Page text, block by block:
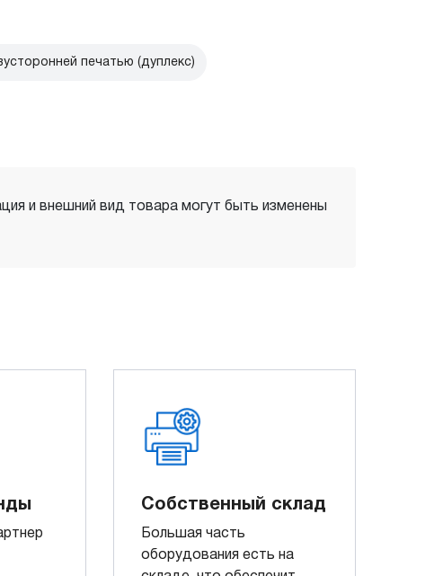
печатью (дуплекс)
и внешний вид товара могут быть изменены
Собственный склад
Большая часть
оборудования есть на